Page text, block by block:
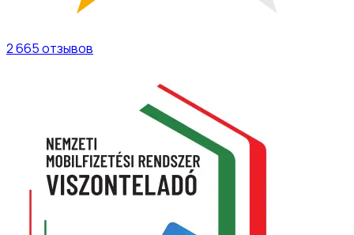
2 665отзывов